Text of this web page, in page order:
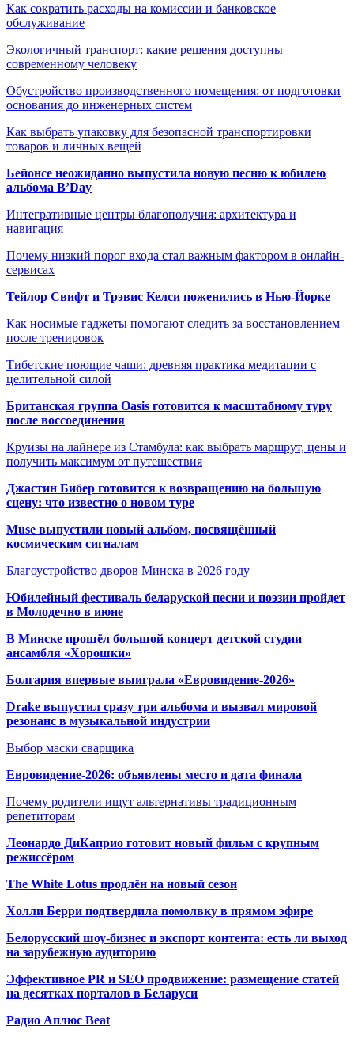
Как сократить расходы на комиссии и банковское
обслуживание
Экологичный транспорт: какие решения доступны
современному человеку
Обустройство производственного помещения: от подготовки
основания до инженерных систем
Как выбрать упаковку для безопасной транспортировки
товаров и личных вещей
Бейонсе неожиданно выпустила новую песню к юбилею
альбома B’Day
Интегративные центры благополучия: архитектура и
навигация
Почему низкий порог входа стал важным фактором в онлайн-
сервисах
Тейлор Свифт и Трэвис Келси поженились в Нью-Йорке
Как носимые гаджеты помогают следить за восстановлением
после тренировок
Тибетские поющие чаши: древняя практика медитации с
целительной силой
Британская группа Oasis готовится к масштабному туру
после воссоединения
Круизы на лайнере из Стамбула: как выбрать маршрут, цены и
получить максимум от путешествия
Джастин Бибер готовится к возвращению на большую
сцену: что известно о новом туре
Muse выпустили новый альбом, посвящённый
космическим сигналам
Благоустройство дворов Минска в 2026 году
Юбилейный фестиваль беларуской песни и поэзии пройдет
в Молодечно в июне
В Минске прошёл большой концерт детской студии
ансамбля «Хорошки»
Болгария впервые выиграла «Евровидение-2026»
Drake выпустил сразу три альбома и вызвал мировой
резонанс в музыкальной индустрии
Выбор маски сварщика
Евровидение-2026: объявлены место и дата финала
Почему родители ищут альтернативы традиционным
репетиторам
Леонардо ДиКаприо готовит новый фильм с крупным
режиссёром
The White Lotus продлён на новый сезон
Холли Берри подтвердила помолвку в прямом эфире
Белорусский шоу-бизнес и экспорт контента: есть ли выход
на зарубежную аудиторию
Эффективное PR и SEO продвижение: размещение статей
на десятках порталов в Беларуси
Радио Аплюс Beat